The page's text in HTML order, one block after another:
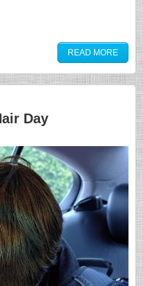
READ MORE
Day